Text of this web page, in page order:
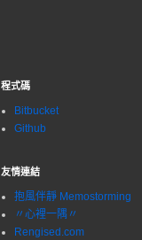
程式碼
Bitbucket
Github
友情連結
抱風伴靜 Memostorming
〃心裡一隅〃
Rengised.com